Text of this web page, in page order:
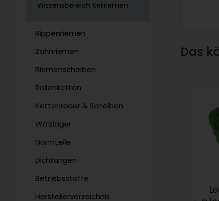
Wissensbereich Keilriemen
Rippenriemen
Zahnriemen
Riemenscheiben
Rollenketten
Kettenräder & Scheiben
Wälzlager
Normteile
Dichtungen
Betriebsstoffe
Herstellerverzeichnis
Das